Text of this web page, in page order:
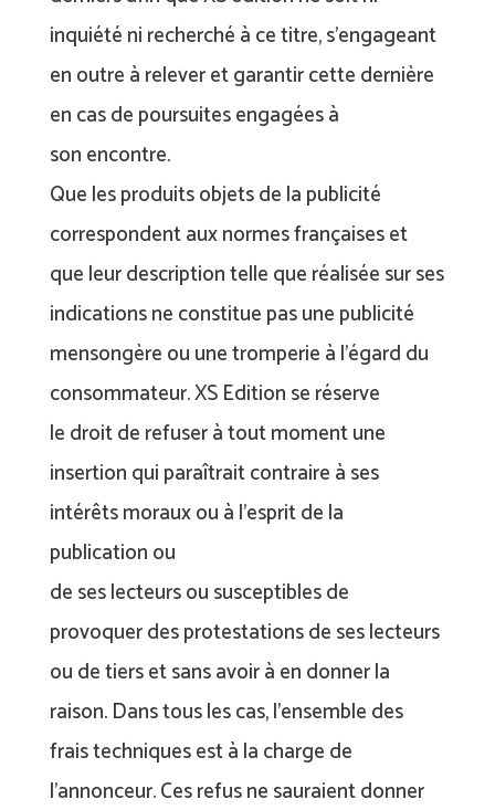
inquiété ni recherché à ce titre, s’engageant
en outre à relever et garantir cette dernière
en cas de poursuites engagées à
son encontre.
Que les produits objets de la publicité
correspondent aux normes françaises et
que leur description telle que réalisée sur ses
indications ne constitue pas une publicité
mensongère ou une tromperie à l’égard du
consommateur. XS Edition se réserve
le droit de refuser à tout moment une
insertion qui paraîtrait contraire à ses
intérêts moraux ou à l’esprit de la
publication ou
de ses lecteurs ou susceptibles de
provoquer des protestations de ses lecteurs
ou de tiers et sans avoir à en donner la
raison. Dans tous les cas, l’ensemble des
frais techniques est à la charge de
l’annonceur. Ces refus ne sauraient donner